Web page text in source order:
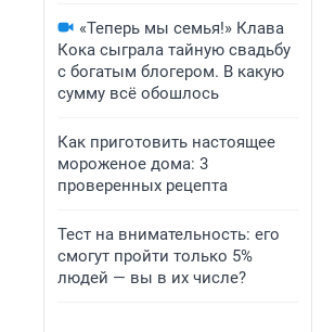
«Теперь мы семья!» Клава
Кока сыграла тайную свадьбу
с богатым блогером. В какую
сумму всё обошлось
Как приготовить настоящее
мороженое дома: 3
проверенных рецепта
Тест на внимательность: его
смогут пройти только 5%
людей — вы в их числе?